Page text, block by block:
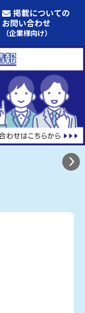
掲載についての
お問い合わせ
（企業様向け）